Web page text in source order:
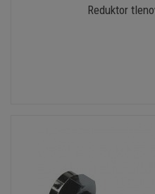
Reduktor